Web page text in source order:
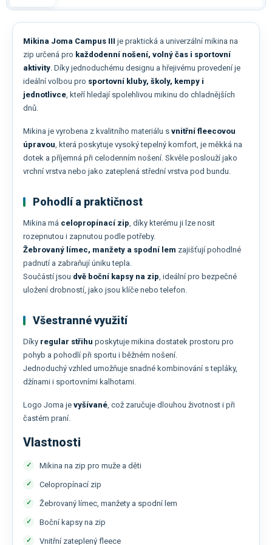
Mikina Joma Campus III je praktická a univerzální mikina na
zip určená pro každodenní nošení, volný čas i sportovní
aktivity. Díky jednoduchému designu a hřejivému provedení je
ideální volbou pro sportovní kluby, školy, kempy i
jednotlivce, kteří hledají spolehlivou mikinu do chladnějších
dnů.
Mikina je vyrobena z kvalitního materiálu s vnitřní fleecovou
úpravou, která poskytuje vysoký tepelný komfort, je měkká na
dotek a příjemná při celodenním nošení. Skvěle poslouží jako
vrchní vrstva nebo jako zateplená střední vrstva pod bundu.
Pohodlí a praktičnost
Mikina má celopropínací zip, díky kterému ji lze nosit
rozepnutou i zapnutou podle potřeby.
Žebrovaný límec, manžety a spodní lem zajišťují pohodlné
padnutí a zabraňují úniku tepla.
Součástí jsou dvě boční kapsy na zip, ideální pro bezpečné
uložení drobností, jako jsou klíče nebo telefon.
Všestranné využití
Díky regular střihu poskytuje mikina dostatek prostoru pro
pohyb a pohodlí při sportu i běžném nošení.
Jednoduchý vzhled umožňuje snadné kombinování s tepláky,
džínami i sportovními kalhotami.
Logo Joma je vyšívané, což zaručuje dlouhou životnost i při
častém praní.
Vlastnosti
Mikina na zip pro muže a děti
Celopropínací zip
Žebrovaný límec, manžety a spodní lem
Boční kapsy na zip
Vnitřní zateplený fleece